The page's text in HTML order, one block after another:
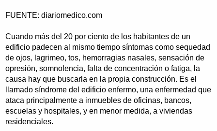
FUENTE: diariomedico.com
Cuando más del 20 por ciento de los habitantes de un
edificio padecen al mismo tiempo síntomas como sequedad
de ojos, lagrimeo, tos, hemorragias nasales, sensación de
opresión, somnolencia, falta de concentración o fatiga, la
causa hay que buscarla en la propia construcción. Es el
llamado síndrome del edificio enfermo, una enfermedad que
ataca principalmente a inmuebles de oficinas, bancos,
escuelas y hospitales, y en menor medida, a viviendas
residenciales.